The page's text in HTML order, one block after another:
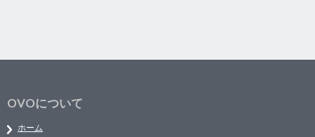
OVOについて
ホーム